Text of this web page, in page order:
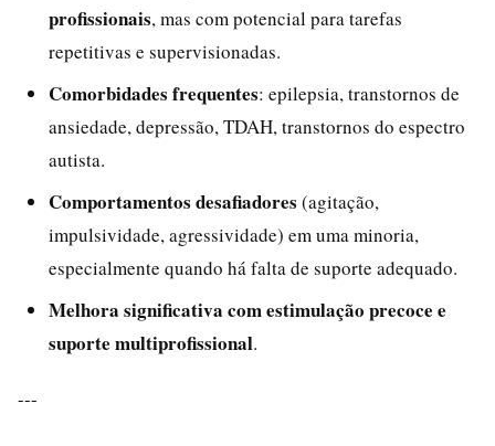
profissionais, mas com potencial para tarefas
repetitivas e supervisionadas.
Comorbidades frequentes: epilepsia, transtornos de
ansiedade, depressão, TDAH, transtornos do espectro
autista.
Comportamentos desafiadores (agitação,
impulsividade, agressividade) em uma minoria,
especialmente quando há falta de suporte adequado.
Melhora significativa com estimulação precoce e
suporte multiprofissional.
---